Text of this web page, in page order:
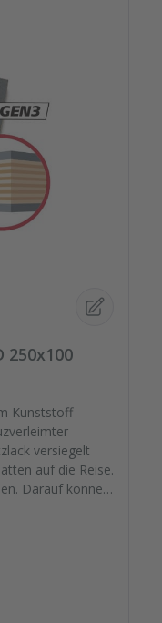
250x100
Kunststoff
versiegelt
auf die Reise.
Darauf können